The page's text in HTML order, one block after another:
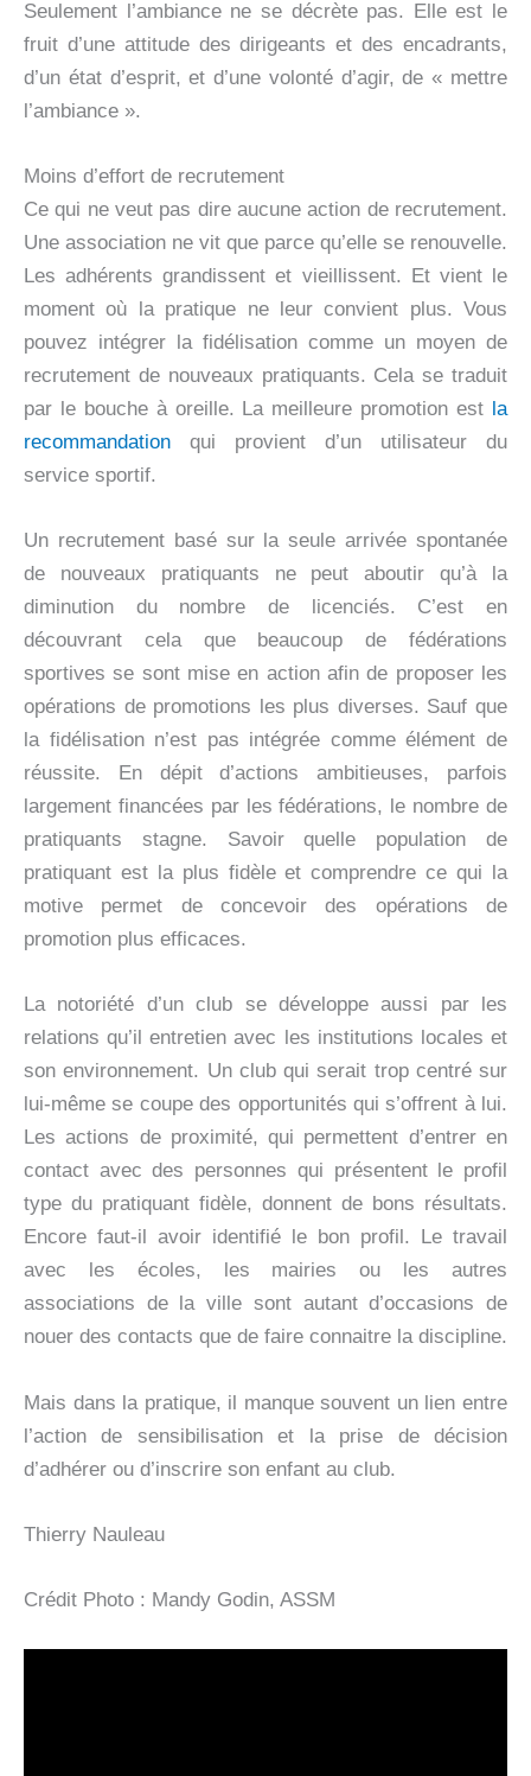
Seulement l’ambiance ne se décrète pas. Elle est le
fruit d’une attitude des dirigeants et des encadrants,
d’un état d’esprit, et d’une volonté d’agir, de « mettre
l’ambiance ».
Moins d’effort de recrutement
Ce qui ne veut pas dire aucune action de recrutement.
Une association ne vit que parce qu’elle se renouvelle.
Les adhérents grandissent et vieillissent. Et vient le
moment où la pratique ne leur convient plus. Vous
pouvez intégrer la fidélisation comme un moyen de
recrutement de nouveaux pratiquants. Cela se traduit
par le bouche à oreille. La meilleure promotion est la
recommandation qui provient d’un utilisateur du
service sportif.
Un recrutement basé sur la seule arrivée spontanée
de nouveaux pratiquants ne peut aboutir qu’à la
diminution du nombre de licenciés. C’est en
découvrant cela que beaucoup de fédérations
sportives se sont mise en action afin de proposer les
opérations de promotions les plus diverses. Sauf que
la fidélisation n’est pas intégrée comme élément de
réussite. En dépit d’actions ambitieuses, parfois
largement financées par les fédérations, le nombre de
pratiquants stagne. Savoir quelle population de
pratiquant est la plus fidèle et comprendre ce qui la
motive permet de concevoir des opérations de
promotion plus efficaces.
La notoriété d’un club se développe aussi par les
relations qu’il entretien avec les institutions locales et
son environnement. Un club qui serait trop centré sur
lui-même se coupe des opportunités qui s’offrent à lui.
Les actions de proximité, qui permettent d’entrer en
contact avec des personnes qui présentent le profil
type du pratiquant fidèle, donnent de bons résultats.
Encore faut-il avoir identifié le bon profil. Le travail
avec les écoles, les mairies ou les autres
associations de la ville sont autant d’occasions de
nouer des contacts que de faire connaitre la discipline.
Mais dans la pratique, il manque souvent un lien entre
l’action de sensibilisation et la prise de décision
d’adhérer ou d’inscrire son enfant au club.
Thierry Nauleau
Crédit Photo : Mandy Godin, ASSM